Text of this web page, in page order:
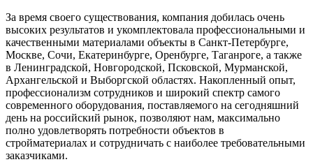
За время своего существования, компания добилась очень
высоких результатов и укомплектовала профессиональными и
качественными материалами объекты в Санкт-Петербурге,
Москве, Сочи, Екатеринбурге, Оренбурге, Таганроге, а также
в Ленинградской, Новгородской, Псковской, Мурманской,
Архангельской и Выборгской областях. Накопленный опыт,
профессионализм сотрудников и широкий спектр самого
современного оборудования, поставляемого на сегодняшний
день на российский рынок, позволяют нам, максимально
полно удовлетворять потребности объектов в
стройматериалах и сотрудничать с наиболее требовательными
заказчиками.